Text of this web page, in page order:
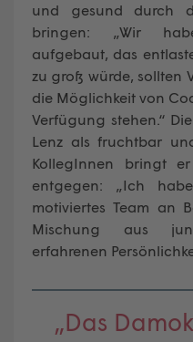
und gesund durch
bringen: „Wir
aufgebaut, das
zu groß würde, sollten
die Möglichkeit von
Verfügung stehen.“
Lenz als fruchtbar
KollegInnen bringt
entgegen: „Ich
motiviertes Team an
Mischung aus
erfahrenen
„Das